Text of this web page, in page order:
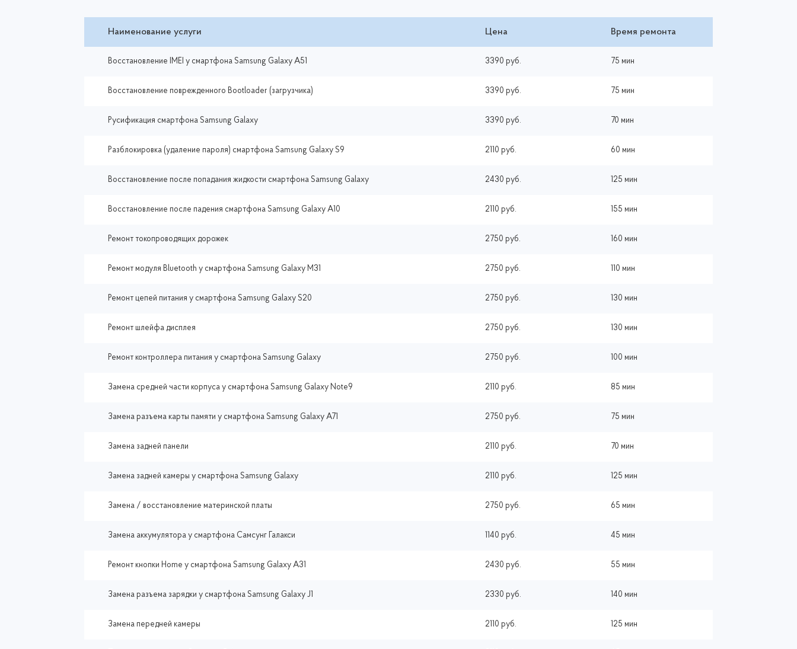
Наименование услуги Цена Время ремонта
Восстановление IMEI у смартфона Samsung Galaxy A51 3390 руб. 75 мин
Восстановление поврежденного Bootloader (загрузчика) 3390 руб. 75 мин
Русификация смартфона Samsung Galaxy 3390 руб. 70 мин
Разблокировка (удаление пароля) смартфона Samsung Galaxy S9 2110 руб. 60 мин
Восстановление после попадания жидкости смартфона Samsung Galaxy 2430 руб. 125 мин
Восстановление после падения смартфона Samsung Galaxy A10 2110 руб. 155 мин
Ремонт токопроводящих дорожек 2750 руб. 160 мин
Ремонт модуля Bluetooth у смартфона Samsung Galaxy M31 2750 руб. 110 мин
Ремонт цепей питания у смартфона Samsung Galaxy S20 2750 руб. 130 мин
Ремонт шлейфа дисплея 2750 руб. 130 мин
Ремонт контроллера питания у смартфона Samsung Galaxy 2750 руб. 100 мин
Замена средней части корпуса у смартфона Samsung Galaxy Note9 2110 руб. 85 мин
Замена разъема карты памяти у смартфона Samsung Galaxy A71 2750 руб. 75 мин
Замена задней панели 2110 руб. 70 мин
Замена задней камеры у смартфона Samsung Galaxy 2110 руб. 125 мин
Замена / восстановление материнской платы 2750 руб. 65 мин
Замена аккумулятора у смартфона Самсунг Галакси 1140 руб. 45 мин
Ремонт кнопки Home у смартфона Samsung Galaxy A31 2430 руб. 55 мин
Замена разъема зарядки у смартфона Samsung Galaxy J1 2330 руб. 140 мин
Замена передней камеры 2110 руб. 125 мин